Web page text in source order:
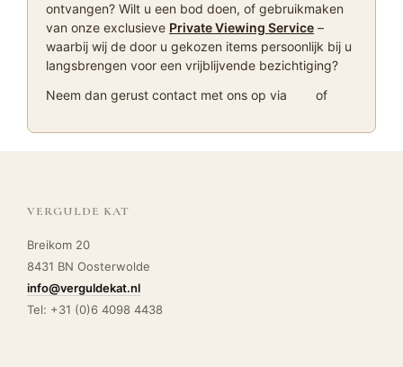
ontvangen? Wilt u een bod doen, of gebruikmaken
van onze exclusieve Private Viewing Service –
waarbij wij de door u gekozen items persoonlijk bij u
langsbrengen voor een vrijblijvende bezichtiging?
Neem dan gerust contact met ons op via
of
VERGULDE KAT
Breikom 20
8431 BN Oosterwolde
info@verguldekat.nl
Tel: +31 (0)6 4098 4438